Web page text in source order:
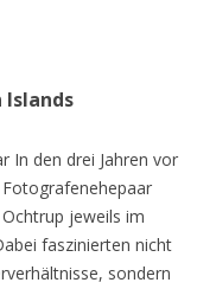
In den drei Jahren vor
jeweils im
faszinierten nicht
sondern